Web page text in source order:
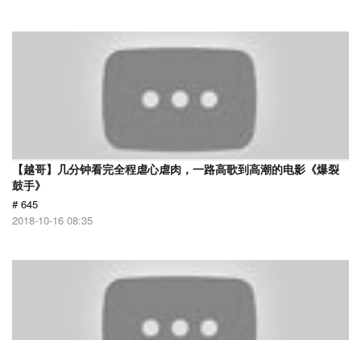
【越哥】几分钟看完全程虐心虐肉，一路高歌到高潮的电影《爆裂
鼓手》
# 645
2018-10-16 08:35